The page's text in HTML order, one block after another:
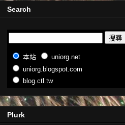
Search
本站
uniorg.net
uniorg.blogspot.com
blog.ctl.tw
Plurk